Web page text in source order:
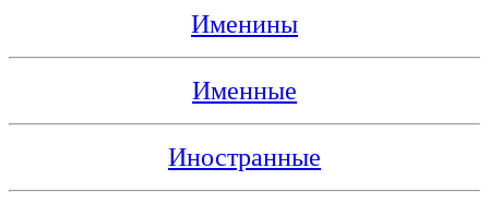
Именины
Именные
Иностранные